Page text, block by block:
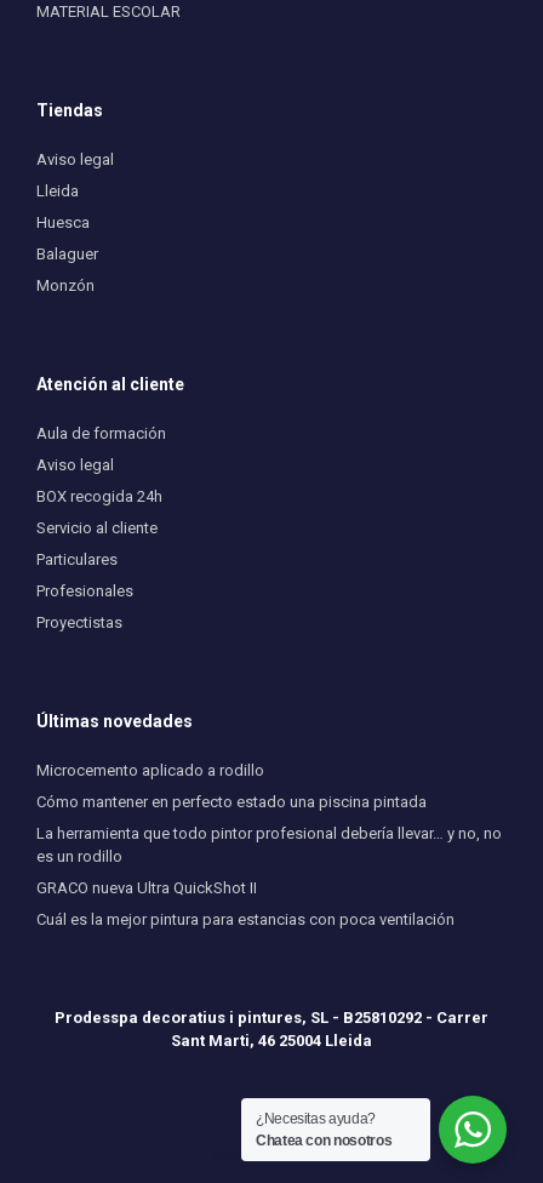
MATERIAL ESCOLAR
Tiendas
Aviso legal
Lleida
Huesca
Balaguer
Monzón
Atención al cliente
Aula de formación
Aviso legal
BOX recogida 24h
Servicio al cliente
Particulares
Profesionales
Proyectistas
Últimas novedades
Microcemento aplicado a rodillo
Cómo mantener en perfecto estado una piscina pintada
La herramienta que todo pintor profesional debería llevar… y no, no
es un rodillo
GRACO nueva Ultra QuickShot II
Cuál es la mejor pintura para estancias con poca ventilación
Prodesspa decoratius i pintures, SL - B25810292 - Carrer
Sant Marti, 46 25004 Lleida
¿Necesitas ayuda?
Chatea con nosotros